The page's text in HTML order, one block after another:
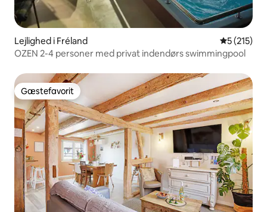
Lejlighed i Fréland 5 ud af 5 i
5 (215)
OZEN 2-4 personer med privat indendørs swimmingpool
Gæstefavorit
Gæstefavorit